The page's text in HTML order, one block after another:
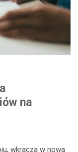
na
wkracza w nową